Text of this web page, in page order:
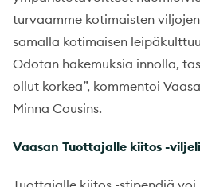
turvaamme kotimaisten
samalla kotimaisen
Odotan hakemuksia innolla,
ollut korkea”, kommentoi
Minna Cousins.
Vaasan Tuottajalle kiitos -